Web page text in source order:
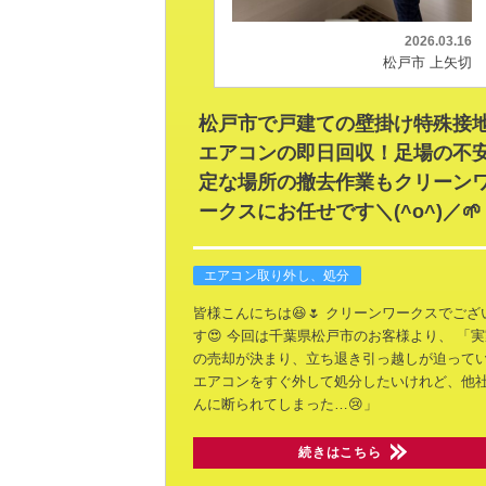
2026.03.16
松戸市 上矢切
松戸市で戸建ての壁掛け特殊接
エアコンの即日回収！足場の不
定な場所の撤去作業もクリーン
ークスにお任せです＼(^o^)／🌱
エアコン取り外し、処分
皆様こんにちは😆🌷 クリーンワークスでござ
す😍 今回は千葉県松戸市のお客様より、
「
の売却が決まり、立ち退き引っ越しが迫って
エアコンをすぐ外して処分したいけれど、他
んに断られてしまった…😢」
続きはこちら